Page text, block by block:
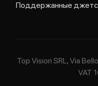
Поддержанные
Top Vision SRL, Via
VAT